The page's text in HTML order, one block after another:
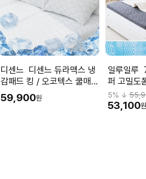
디센느 디센느 듀라맥스 냉
감패드 킹 / 오코텍스 쿨매트
KC인증 여름이불 매트
59,900원
일루일루 7존 매트리스 토
퍼 고밀도
체압분산
(SS)
5% ↓
53,100